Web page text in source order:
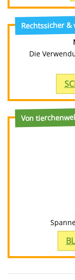
Rechtssicher
Die
Von